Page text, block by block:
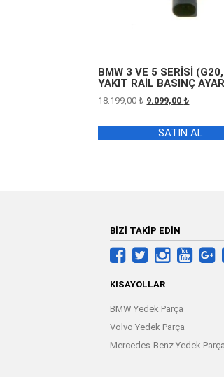
BMW 3 VE 5 SERİSİ
YAKIT RAİL BASINÇ
18.199,00₺ Orijinal
18.199,00 ₺.
9.099,00₺Şu
fiyat:
SATIN AL
BİZİ TAKİP EDİN
KISAYOLLAR
BMW Yedek Parça
Volvo Yedek Parça
Mercedes-Benz Yedek Parça